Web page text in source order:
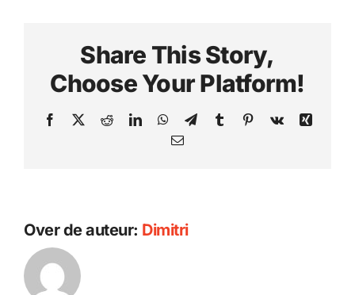
Share This Story,
Choose Your Platform!
Facebook
X RedditLinkedInWhatsApp
TelegramTumblrPinterest
Vk
Xing
E-
Over de auteur: Dimitri